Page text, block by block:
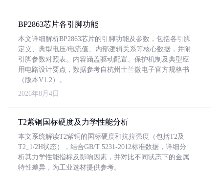
BP2863芯片各引脚功能
本文详细解析BP2863芯片的引脚功能及参数，包括各引脚
定义、典型电压/电流值、内部逻辑关系等核心数据，并附
引脚参数对照表。内容涵盖驱动配置、保护机制及典型应
用电路设计要点，数据参考自杭州士兰微电子官方规格书
（版本V1.2）。
2026年8月4日
T2紫铜国标硬度及力学性能分析
本文系统解读T2紫铜的国标硬度和抗拉强度（包括T2及
T2_1/2H状态），结合GB/T 5231-2012标准数据，详细分
析其力学性能指标及影响因素，并对比不同状态下的金属
特性差异，为工业选材提供参考。